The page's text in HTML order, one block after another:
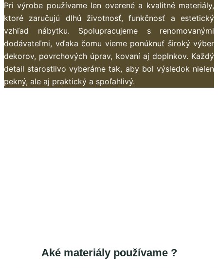
Pri výrobe používame len overené a kvalitné materiály,
ktoré zaručujú dlhú životnosť, funkčnosť a estetický
vzhľad nábytku. Spolupracujeme s renomovanými
dodávateľmi, vďaka čomu vieme ponúknuť široký výber
dekorov, povrchových úprav, kovaní aj doplnkov. Každý
detail starostlivo vyberáme tak, aby bol výsledok nielen
pekný, ale aj praktický a spoľahlivý.
Aké materiály používame ?